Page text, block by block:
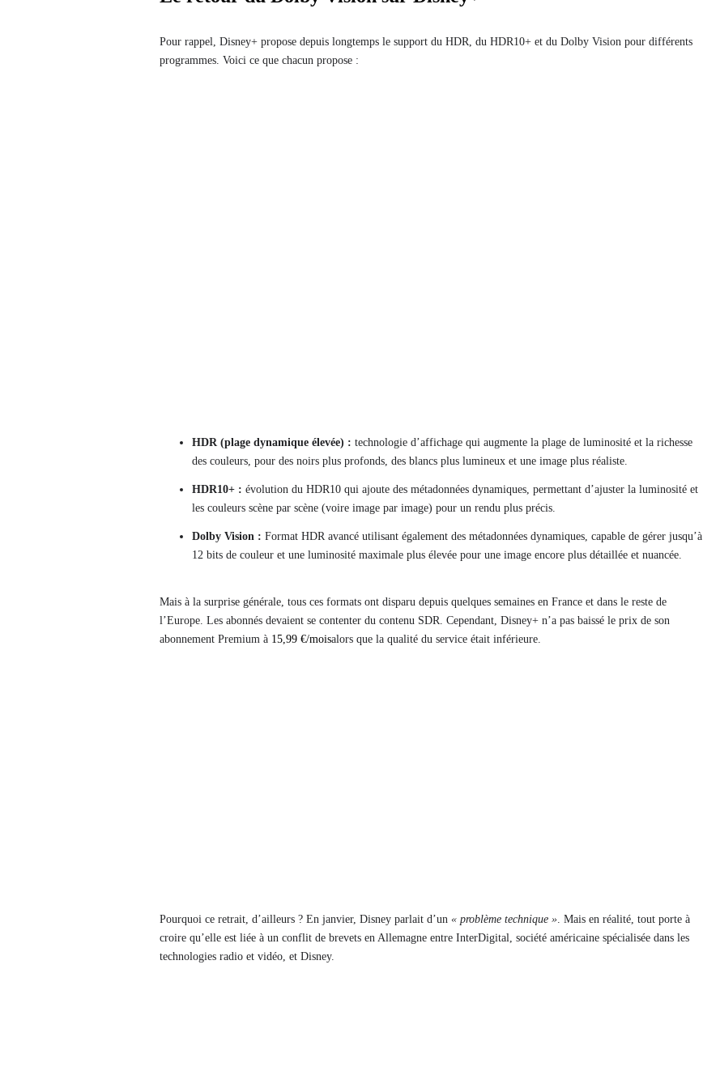
Pour rappel, Disney+ propose depuis longtemps le support du HDR, du HDR10+ et du Dolby Vision pour différents
programmes. Voici ce que chacun propose :
HDR (plage dynamique élevée) : technologie d’affichage qui augmente la plage de luminosité et la richesse
des couleurs, pour des noirs plus profonds, des blancs plus lumineux et une image plus réaliste.
HDR10+ : évolution du HDR10 qui ajoute des métadonnées dynamiques, permettant d’ajuster la luminosité et
les couleurs scène par scène (voire image par image) pour un rendu plus précis.
Dolby Vision : Format HDR avancé utilisant également des métadonnées dynamiques, capable de gérer jusqu’à
12 bits de couleur et une luminosité maximale plus élevée pour une image encore plus détaillée et nuancée.
Mais à la surprise générale, tous ces formats ont disparu depuis quelques semaines en France et dans le reste de
l’Europe. Les abonnés devaient se contenter du contenu SDR. Cependant, Disney+ n’a pas baissé le prix de son
abonnement Premium à 15,99 €/moisalors que la qualité du service était inférieure.
Pourquoi ce retrait, d’ailleurs ? En janvier, Disney parlait d’un « problème technique » . Mais en réalité, tout porte à
croire qu’elle est liée à un conflit de brevets en Allemagne entre InterDigital, société américaine spécialisée dans les
technologies radio et vidéo, et Disney.